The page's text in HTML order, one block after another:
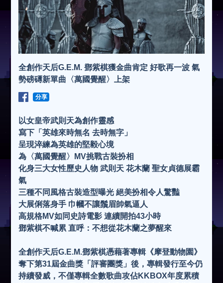
全創作天后G.E.M. 鄧紫棋獲金曲肯定 好歌再一波 氣
勢磅礡新單曲〈萬國覺醒〉上架
分享
以女皇帝武則天為創作靈感
寫下「英雄來時無名 去時無字」
呈現淬練為英雄的堅毅心境
為〈萬國覺醒〉MV挑戰古裝扮相
化身三大女性歷史人物 武則天 花木蘭 聖女貞德展霸
氣
三種不同風格古裝造型曝光 絕美扮相令人驚豔
大展俐落身手 巾幗不讓鬚眉帥氣逼人
高規格MV如同史詩電影 連續開拍43小時
鄧紫棋不喊累 直呼：不想從花木蘭之夢醒來
全創作天后G.E.M.鄧紫棋憑藉著專輯《摩登動物園》
奪下第31屆金曲獎「評審團獎」後，專輯發行至今仍
持續發威，不僅專輯全數歌曲攻佔KKBOX年度累積